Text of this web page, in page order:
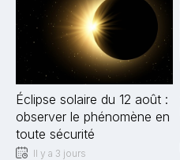
Éclipse solaire du 12 août :
observer le phénomène en
toute sécurité
Il y a 3 jours